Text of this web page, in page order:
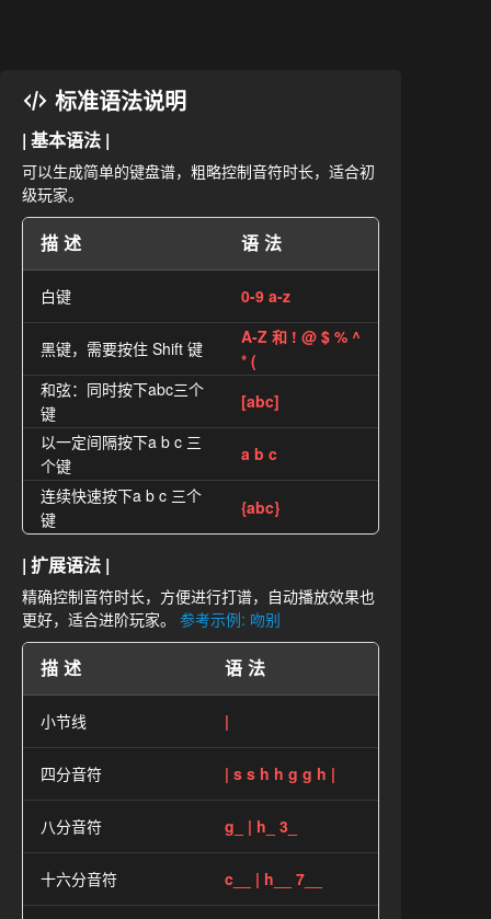
标准语法说明
| 基本语法 |
可以生成简单的键盘谱，粗略控制音符时长，适合初
级玩家。
描述 语法
白键 0-9 a-z
黑键，需要按住 Shift 键
A-Z 和 ! @ $ % ^
* (
和弦：同时按下abc三个
键
[abc]
以一定间隔按下a b c 三
个键
a b c
连续快速按下a b c 三个
键
{abc}
| 扩展语法 |
精确控制音符时长，方便进行打谱，自动播放效果也
更好，适合进阶玩家。参考示例: 吻别
描述 语法
小节线 |
四分音符 | s s h h g g h |
八分音符 g_ | h_ 3_
十六分音符 c__ | h__ 7__